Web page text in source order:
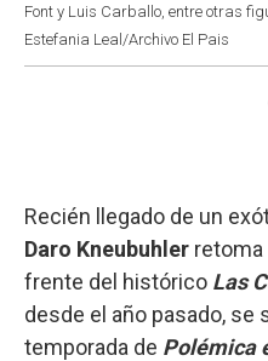
Font y Luis Carballo, entre otras
Estefania Leal/Archivo El Pais
Recién llegado de un
Daro Kneubuhler retoma
frente del histórico Las
desde el año pasado, se
temporada de Polémica